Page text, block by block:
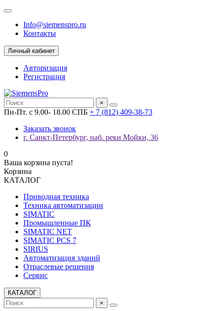
Info@siemenspro.ru
Контакты
Личный кабинет
Авторизация
Регистрация
×
Пн-Пт. с 9.00- 18.00 СПБ + 7 (812) 409-38-73
Заказать звонок
г. Санкт-Петербург, наб. реки Мойки, 36
0
Ваша корзина пуста!
Корзина
КАТАЛОГ
Приводная техника
Техника автоматизации
SIMATIC
Промышленные ПК
SIMATIC NET
SIMATIC PCS 7
SIRIUS
Автоматизация зданий
Отраслевые решения
Сервис
КАТАЛОГ
×